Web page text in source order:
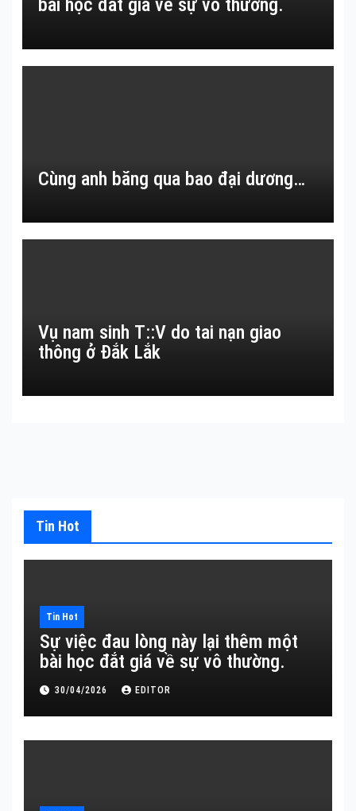
bài học đắt giá về sự vô thường.
Cùng anh băng qua bao đại dương…
Vụ nam sinh T::V do tai nạn giao
thông ở Đắk Lắk
Tin Hot
Tin Hot
Sự việc đau lòng này lại thêm một
bài học đắt giá về sự vô thường.
30/04/2026 EDITOR